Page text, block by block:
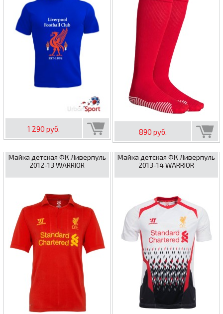
1 290 руб. 890 руб.
Майка детская ФК Ливерпуль
2012-13 WARRIOR
Майка детская ФК Ливерпуль
2013-14 WARRIOR